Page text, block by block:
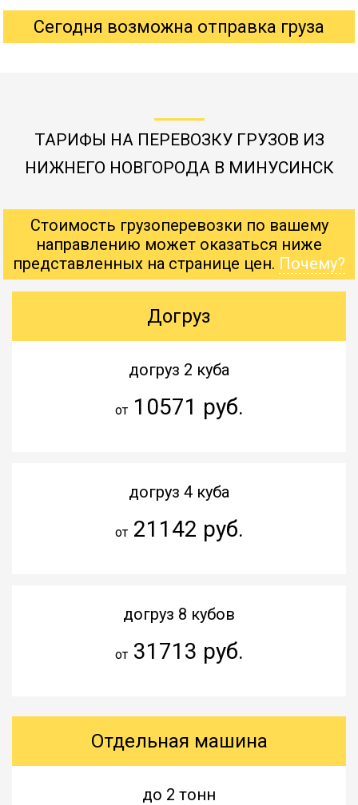
Сегодня возможна отправка груза
ТАРИФЫ НА ПЕРЕВОЗКУ ГРУЗОВ ИЗ
НИЖНЕГО НОВГОРОДА В МИНУСИНСК
Стоимость грузоперевозки по вашему
направлению может оказаться ниже
представленных на странице цен. Почему?
Догруз
догруз 2 куба
от10571 руб.
догруз 4 куба
от21142 руб.
догруз 8 кубов
от31713 руб.
Отдельная машина
до 2 тонн